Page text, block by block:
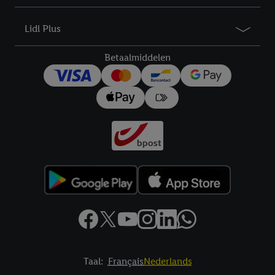
Lidl Plus
Betaalmiddelen
Taal: FrançaisNederlands
droit de révoquer votre consentement à tout moment avec effet
données .Vous trouverez les impressions ici.